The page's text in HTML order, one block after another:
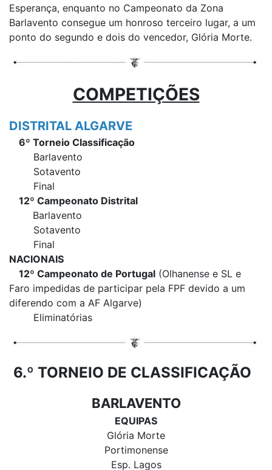
Esperança, enquanto no Campeonato da Zona
Barlavento consegue um honroso terceiro lugar, a um
ponto do segundo e dois do vencedor, Glória Morte.
COMPETIÇÕES
DISTRITAL ALGARVE
6º Torneio Classificação
Barlavento
Sotavento
Final
12º Campeonato Distrital
Barlavento
Sotavento
Final
NACIONAIS
12º Campeonato de Portugal (Olhanense e SL e
Faro impedidas de participar pela FPF devido a um
diferendo com a AF Algarve)
Eliminatórias
6.º TORNEIO DE CLASSIFICAÇÃO
BARLAVENTO
EQUIPAS
Glória Morte
Portimonense
Esp. Lagos